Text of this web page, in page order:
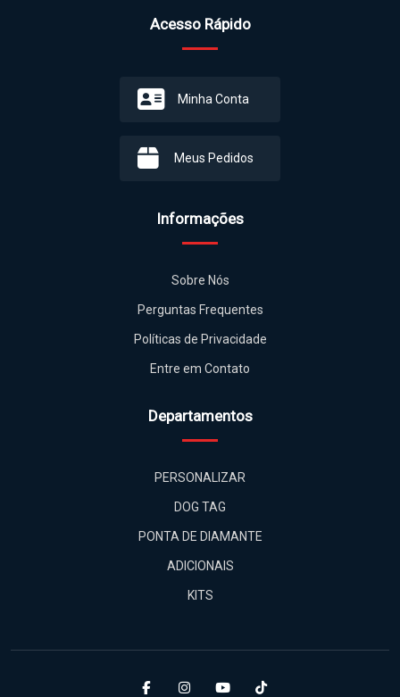
Acesso Rápido
Minha Conta
Meus Pedidos
Informações
Sobre Nós
Perguntas Frequentes
Políticas de Privacidade
Entre em Contato
Departamentos
PERSONALIZAR
DOG TAG
PONTA DE DIAMANTE
ADICIONAIS
KITS